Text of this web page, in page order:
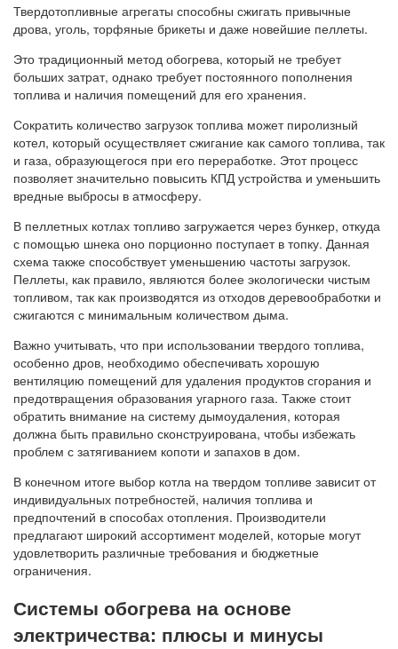
Твердотопливные агрегаты способны сжигать привычные
дрова, уголь, торфяные брикеты и даже новейшие пеллеты.
Это традиционный метод обогрева, который не требует
больших затрат, однако требует постоянного пополнения
топлива и наличия помещений для его хранения.
Сократить количество загрузок топлива может пиролизный
котел, который осуществляет сжигание как самого топлива, так
и газа, образующегося при его переработке. Этот процесс
позволяет значительно повысить КПД устройства и уменьшить
вредные выбросы в атмосферу.
В пеллетных котлах топливо загружается через бункер, откуда
с помощью шнека оно порционно поступает в топку. Данная
схема также способствует уменьшению частоты загрузок.
Пеллеты, как правило, являются более экологически чистым
топливом, так как производятся из отходов деревообработки и
сжигаются с минимальным количеством дыма.
Важно учитывать, что при использовании твердого топлива,
особенно дров, необходимо обеспечивать хорошую
вентиляцию помещений для удаления продуктов сгорания и
предотвращения образования угарного газа. Также стоит
обратить внимание на систему дымоудаления, которая
должна быть правильно сконструирована, чтобы избежать
проблем с затягиванием копоти и запахов в дом.
В конечном итоге выбор котла на твердом топливе зависит от
индивидуальных потребностей, наличия топлива и
предпочтений в способах отопления. Производители
предлагают широкий ассортимент моделей, которые могут
удовлетворить различные требования и бюджетные
ограничения.
Системы обогрева на основе
электричества: плюсы и минусы